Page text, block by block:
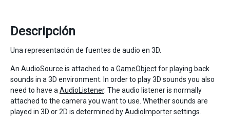
Descripción
Una representación de fuentes de audio en 3D.
An AudioSource is attached to a GameObjectfor playing back
sounds in a 3D environment. In order to play 3D sounds you also
need to have a AudioListener. The audio listener is normally
attached to the camera you want to use. Whether sounds are
played in 3D or 2D is determined byAudioImportersettings.